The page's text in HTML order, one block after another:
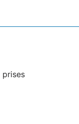
prises